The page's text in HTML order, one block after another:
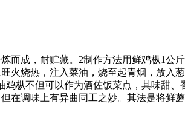
而成，耐贮藏。2制作方法用鲜鸡枞1公
火烧热，注入菜油，烧至起青烟，放
枞不但可以作为酒佐饭菜点，其味甜
在调味上有异曲同工之妙。其法是将